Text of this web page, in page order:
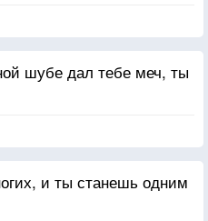
шубе дал тебе меч, ты
и ты станешь одним